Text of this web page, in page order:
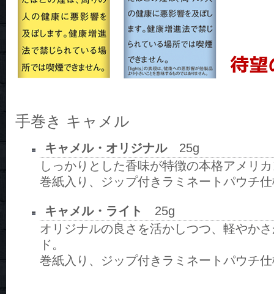
手巻き キャメル
キャメル・オリジナル25g
しっかりとした香味が特徴の本格アメリ
巻紙入り、ジップ付きラミネートパウチ
キャメル・ライト
25g
オリジナルの良さを活かしつつ、軽やか
ド。
巻紙入り、ジップ付きラミネートパウチ